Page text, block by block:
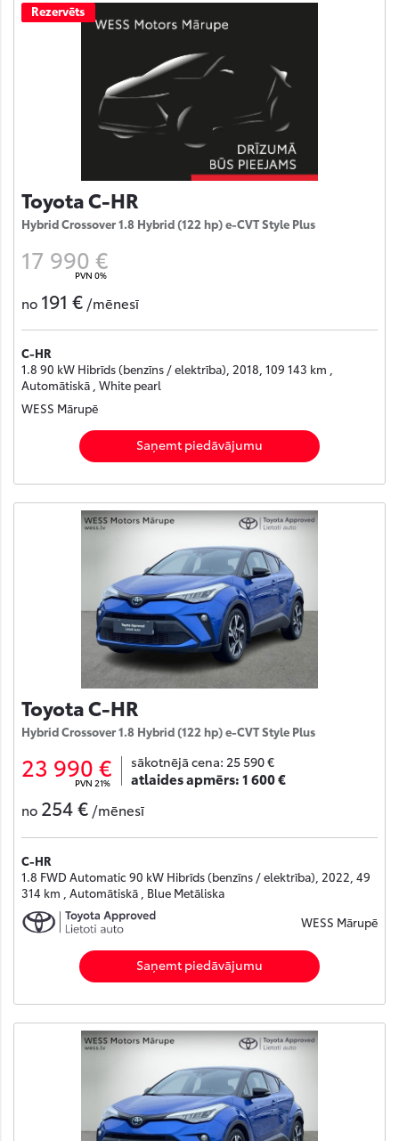
Rezervēts
Toyota C-HR
Hybrid Crossover 1.8 Hybrid (122 hp) e-CVT Style Plus
17 990 €
PVN 0%
no 191 € /mēnesī
C-HR
1.8 90 kW Hibrīds (benzīns / elektrība), 2018, 109 143 km ,
Automātiskā , White pearl
WESS Mārupē
Saņemt piedāvājumu
Toyota C-HR
Hybrid Crossover 1.8 Hybrid (122 hp) e-CVT Style Plus
23 990 €
PVN 21%
sākotnējā cena: 25 590 €
atlaides apmērs:1 600 €
no 254 € /mēnesī
C-HR
1.8 FWD Automatic 90 kW Hibrīds (benzīns / elektrība), 2022, 49
314 km , Automātiskā , Blue Metāliska
WESS Mārupē
Saņemt piedāvājumu